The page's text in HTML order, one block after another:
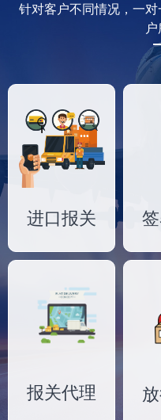
针对客户不同情况，一
进口报关
报关代理